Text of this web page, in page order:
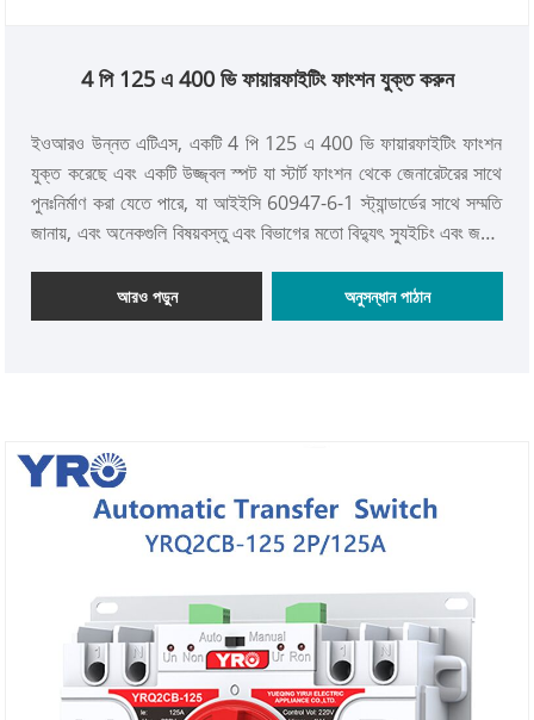
4 পি 125 এ 400 ভি ফায়ারফাইটিং ফাংশন যুক্ত করুন
ইওআরও উন্নত এটিএস, একটি 4 পি 125 এ 400 ভি ফায়ারফাইটিং ফাংশন
যুক্ত করেছে এবং একটি উজ্জ্বল স্পট যা স্টার্ট ফাংশন থেকে জেনারেটরের সাথে
পুনঃনির্মাণ করা যেতে পারে, যা আইইসি 60947-6-1 স্ট্যান্ডার্ডের সাথে সম্মতি
জানায়, এবং অনেকগুলি বিষয়বস্তু এবং বিভাগের মতো বিদ্যুৎ স্যুইচিং এবং জরুরী
আরও পড়ুন অনুসন্ধান পাঠান